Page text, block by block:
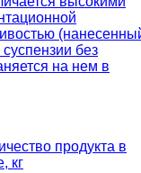
без
на нем в
продукта в
кг